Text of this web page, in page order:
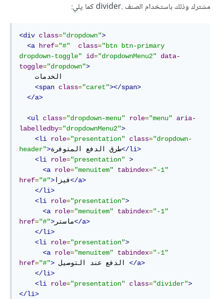
مشترك وذلك باستخدام الصنف .divider كما يلي:
<div class="dropdown">
<a
href="#" class="btn btn-primary
dropdown-toggle"
id="dropdownMenu2"
data-
toggle="dropdown">
<span class="caret"></span>
</a>
<ul class="dropdown-menu" role="menu"
aria-
labelledby="dropdownMenu2">
<li role="presentation" class="dropdown-
header">طرق الدفع المتوفرة</li>
<li role="presentation" >
<a role="menuitem" tabindex="-1"
href="#"> فيزا</a>
</li>
<li role="presentation">
<a role="menuitem" tabindex="-1"
href="#"> ماستر</a>
</li>
<li role="presentation">
<a role="menuitem" tabindex="-1"
href="#">
</a>
</li>
<li role="presentation" class="divider">
</li>